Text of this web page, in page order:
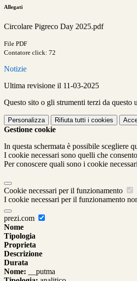
Allegati
Circolare Pigreco Day 2025.pdf
File PDF
Contatore click: 72
Notizie
Ultima revisione il 11-03-2025
Questo sito o gli strumenti terzi da
Personalizza Rifiuta tutti i cookies
Gestione cookie
In questa schermata è possibile scegliere
I cookie necessari sono quelli che
Per conoscere quali sono i cookie
Cookie necessari per il funzionamento
I cookie necessari per il funzionamento
prezi.com
Nome
Tipologia
Proprieta
Descrizione
Durata
Nome: __putma